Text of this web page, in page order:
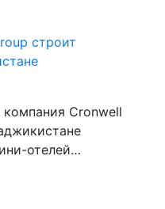
строит
компания Cronwell
отелей…